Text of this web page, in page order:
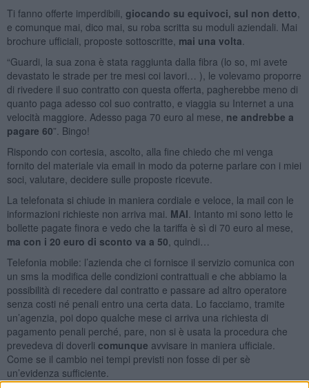
Ti fanno offerte imperdibili, giocando su equivoci, sul non detto
e comunque mai, dico mai, su roba scritta su moduli aziendali. Mai
brochure ufficiali, proposte sottoscritte, mai una volta
“Guardi, la sua zona è stata raggiunta dalla fibra (lo so, mi avete
devastato le strade per tre mesi coi lavori… ), le volevamo proporre
di rivedere il suo contratto con questa offerta, pagherebbe meno di
quanto paga adesso col suo contratto, e viaggia su Internet a una
velocità maggiore. Adesso paga 70 euro al mese, ne andrebbe a
pagare 60”. Bingo!
Rispondo con cortesia, ascolto, alla fine chiedo che mi venga
fornito del materiale via email in modo da poterne parlare con i miei
soci, valutare, decidere sulle proposte ricevute.
La telefonata si chiude in maniera cordiale e veloce, la mail con le
informazioni richieste non arriva mai. MAI . Intanto mi sono letto le
bollette pagate finora e vedo che la tariffa è sì di 70 euro al mese,
ma con i 20 euro di sconto va a 50 , quindi…
Telefonia mobile: l’azienda che ci fornisce il servizio comunica con
un sms la modifica delle condizioni contrattuali e che abbiamo la
possibilità di recedere dal contratto e passare ad altro operatore
senza costi né penali entro una certa data. Lo facciamo, tramite
un’agenzia, poi dopo qualche mese ci arriva una richiesta di
pagamento penali perché, pare, non si è usata la procedura che
prevedeva di doverli comunque avvisare in maniera ufficiale.
Come se il cambio nei tempi previsti non fosse di per sè
un’evidenza sufficiente.